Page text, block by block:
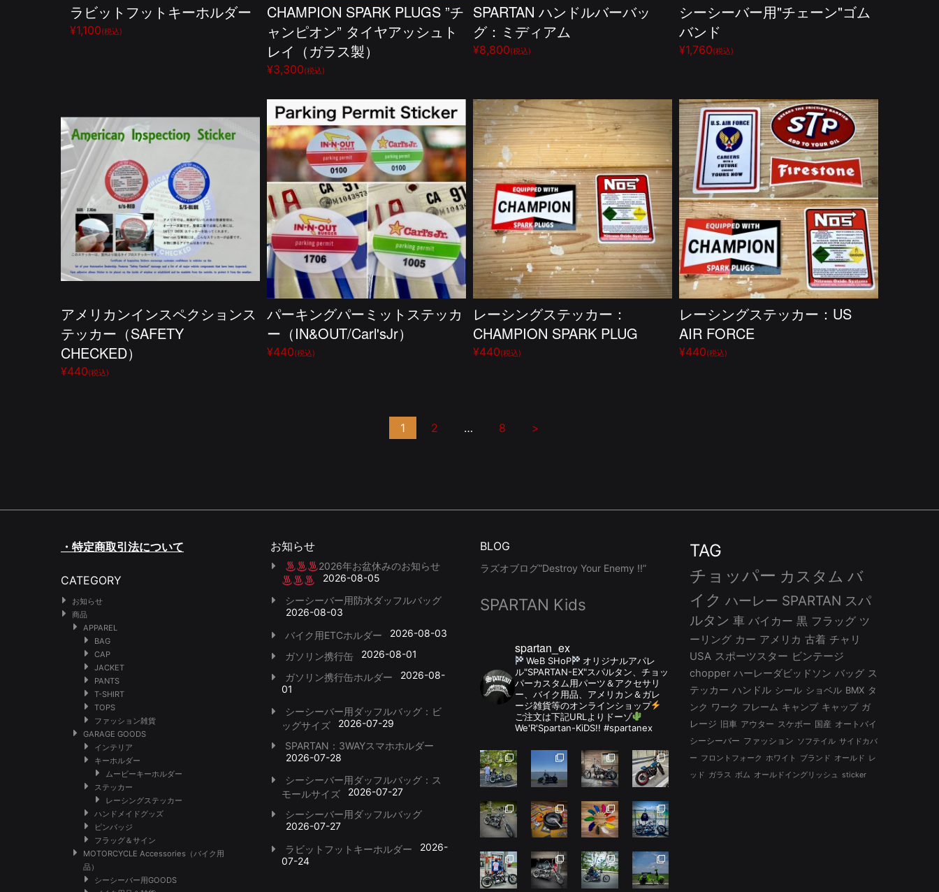
ラビットフットキーホルダー
¥1,100(税込)
CHAMPION SPARK PLUGS ”チ
ャンピオン” タイヤアッシュト
レイ（ガラス製）
¥3,300(税込)
SPARTAN ハンドルバーバッ
グ：ミディアム
¥8,800(税込)
シーシーバー用"チェーン"ゴム
バンド
¥1,760(税込)
アメリカンインスペクションス
テッカー（SAFETY
CHECKED）
¥440(税込)
パーキングパーミットステッカ
ー（IN&OUT/Carl'sJr）
¥440(税込)
レーシングステッカー：
CHAMPION SPARK PLUG
¥440(税込)
レーシングステッカー：US
AIR FORCE
¥440(税込)
1 2 … 8 >
・特定商取引法について
CATEGORY
お知らせ
商品
APPAREL
BAG
CAP
JACKET
PANTS
T-SHIRT
TOPS
ファッション雑貨
GARAGE GOODS
インテリア
キーホルダー
ムービーキーホルダー
ステッカー
レーシングステッカー
ハンドメイドグッズ
ピンバッジ
フラッグ＆サイン
MOTORCYCLE Accessories（バイク用
品）
シーシーバー用GOODS
お知らせ
2026年お盆休みのお知らせ
2026-08-05
シーシーバー用防水ダッフルバッグ
2026-08-03
バイク用ETCホルダー
2026-08-03
ガソリン携行缶
2026-08-01
ガソリン携行缶ホルダー
2026-08-
01
シーシーバー用ダッフルバッグ：ビ
ッグサイズ
2026-07-29
SPARTAN：3WAYスマホホルダー
2026-07-28
シーシーバー用ダッフルバッグ：ス
モールサイズ
2026-07-27
シーシーバー用ダッフルバッグ
2026-07-27
ラビットフットキーホルダー
2026-
07-24
BLOG
ラズオブログ”Destroy Your Enemy !!”
SPARTAN Kids
spartan_ex
WeB SHoP
オリジナルアパレ
ル"SPARTAN-EX"スパルタン、チョッ
パーカスタム用パーツ＆アクセサリ
ー、バイク用品、アメリカン＆ガレ
ージ雑貨等のオンラインショップ
ご注文は下記URLよりドーゾ
We'R'Spartan-KiDS!! #spartanex
TAG
チョッパー カスタム バ
イク ハーレー SPARTAN スパ
ルタン 車 バイカー 黒 フラッグ ツ
ーリング カー アメリカ 古着 チャリ
USA スポーツスター ビンテージ
chopper ハーレーダビッドソン バッグ ス
テッカー ハンドル シール ショベル BMX タ
ンク ワーク フレーム キャンプ キャップ ガ
レージ
旧車 アウター スケボー 国産 オートバイ
シーシーバー ファッション ソフテイル サイドカバ
ー フロントフォーク ホワイト ブランド オールド レ
ッド ガラス ボム オールドイングリッシュ sticker